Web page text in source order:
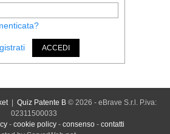
ACCEDI
| Quiz Patente B© 2026 - eBrave S.r.l. P.iva:
02311500033
- cookie policy - consenso - contatti